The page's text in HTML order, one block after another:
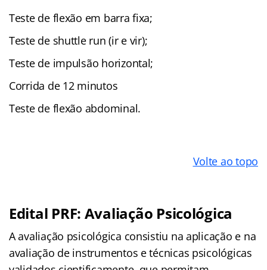
Teste de flexão em barra fixa;
Teste de shuttle run (ir e vir);
Teste de impulsão horizontal;
Corrida de 12 minutos
Teste de flexão abdominal.
Volte ao topo
Edital PRF: Avaliação Psicológica
A avaliação psicológica consistiu na aplicação e na
avaliação de instrumentos e técnicas psicológicas